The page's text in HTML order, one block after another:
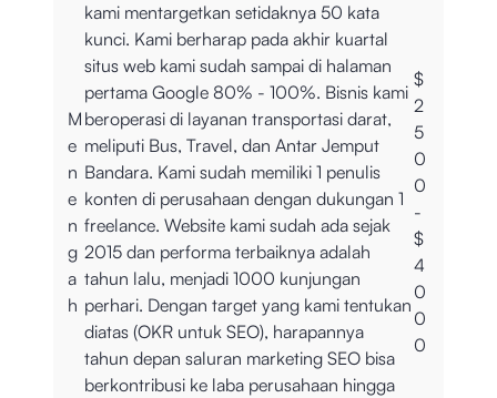
M
e
n
e
n
g
a
h
kami mentargetkan setidaknya 50 kata
kunci. Kami berharap pada akhir kuartal
situs web kami sudah sampai di halaman
pertama Google 80% - 100%. Bisnis kami
beroperasi di layanan transportasi darat,
meliputi Bus, Travel, dan Antar Jemput
Bandara. Kami sudah memiliki 1 penulis
konten di perusahaan dengan dukungan 1
freelance. Website kami sudah ada sejak
2015 dan performa terbaiknya adalah
tahun lalu, menjadi 1000 kunjungan
perhari. Dengan target yang kami tentukan
diatas (OKR untuk SEO), harapannya
tahun depan saluran marketing SEO bisa
berkontribusi ke laba perusahaan hingga
$
2
5
0
0
-
$
4
0
0
0